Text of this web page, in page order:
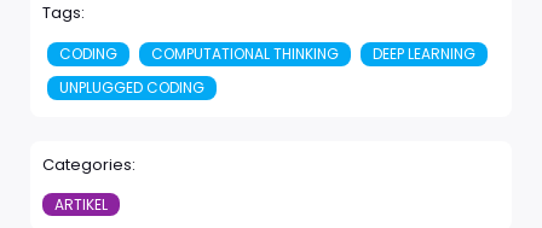
Tags:
CODING COMPUTATIONAL THINKING
DEEP LEARNING
UNPLUGGED CODING
Categories:
ARTIKEL